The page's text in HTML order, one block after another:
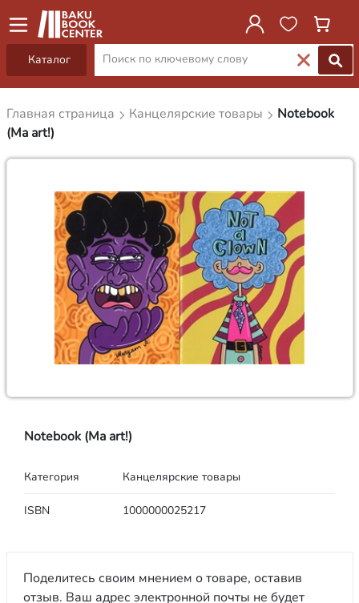
Каталог
Главная страница Канцелярские товары
Notebook
(Ma art!)
Notebook (Ma art!)
Категория Канцелярские товары
ISBN 1000000025217
Поделитесь своим мнением о товаре, оставив
отзыв. Ваш адрес электронной почты не будет